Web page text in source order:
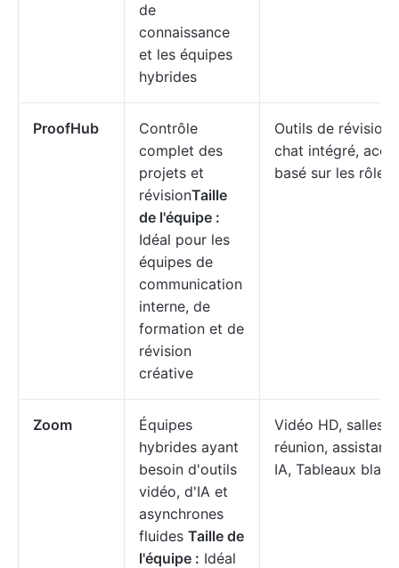
de
connaissance
et les équipes
hybrides
ProofHub
Contrôle
complet des
projets et
révisionTaille
de l'équipe :
Idéal pour les
équipes de
communication
interne, de
formation et de
révision
créative
Outils de révision,
chat intégré,
basé sur les rôles
Zoom
Équipes
hybrides ayant
besoin d'outils
vidéo, d'IA et
asynchrones
fluides Taille de
l'équipe : Idéal
Vidéo HD, salles
réunion, assistant
IA, Tableaux